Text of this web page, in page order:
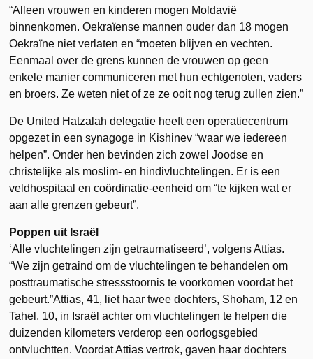
“Alleen vrouwen en kinderen mogen Moldavië
binnenkomen. Oekraïense mannen ouder dan 18 mogen
Oekraïne niet verlaten en “moeten blijven en vechten.
Eenmaal over de grens kunnen de vrouwen op geen
enkele manier communiceren met hun echtgenoten, vaders
en broers. Ze weten niet of ze ze ooit nog terug zullen zien.”
De United Hatzalah delegatie heeft een operatiecentrum
opgezet in een synagoge in Kishinev “waar we iedereen
helpen”. Onder hen bevinden zich zowel Joodse en
christelijke als moslim- en hindivluchtelingen. Er is een
veldhospitaal en coördinatie-eenheid om “te kijken wat er
aan alle grenzen gebeurt”.
Poppen uit Israël
‘Alle vluchtelingen zijn getraumatiseerd’, volgens Attias.
“We zijn getraind om de vluchtelingen te behandelen om
posttraumatische stressstoornis te voorkomen voordat het
gebeurt.”Attias, 41, liet haar twee dochters, Shoham, 12 en
Tahel, 10, in Israël achter om vluchtelingen te helpen die
duizenden kilometers verderop een oorlogsgebied
ontvluchtten. Voordat Attias vertrok, gaven haar dochters